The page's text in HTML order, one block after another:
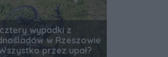
wypadki z
w Rzeszowie
przez upał?